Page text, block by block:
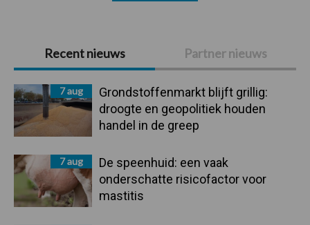
Primaire
Sidebar
Recent nieuws Partner nieuws
7 aug
Grondstoffenmarkt blijft grillig:
droogte en geopolitiek houden
handel in de greep
7 aug
De speenhuid: een vaak
onderschatte risicofactor voor
mastitis